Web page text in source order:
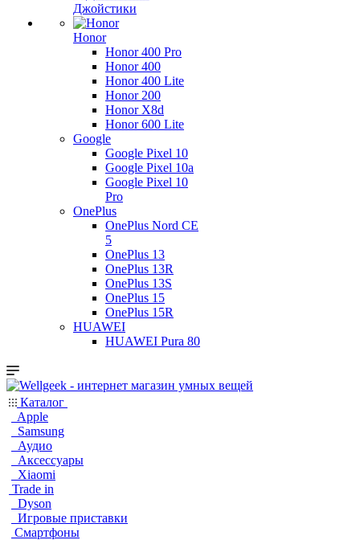
Джойстики
Honor
Honor 400 Pro
Honor 400
Honor 400 Lite
Honor 200
Honor X8d
Honor 600 Lite
Google
Google Pixel 10
Google Pixel 10a
Google Pixel 10
Pro
OnePlus
OnePlus Nord CE
5
OnePlus 13
OnePlus 13R
OnePlus 13S
OnePlus 15
OnePlus 15R
HUAWEI
HUAWEI Pura 80
Каталог
Apple
Samsung
Аудио
Аксессуары
Xiaomi
Trade in
Dyson
Игровые приставки
Смартфоны